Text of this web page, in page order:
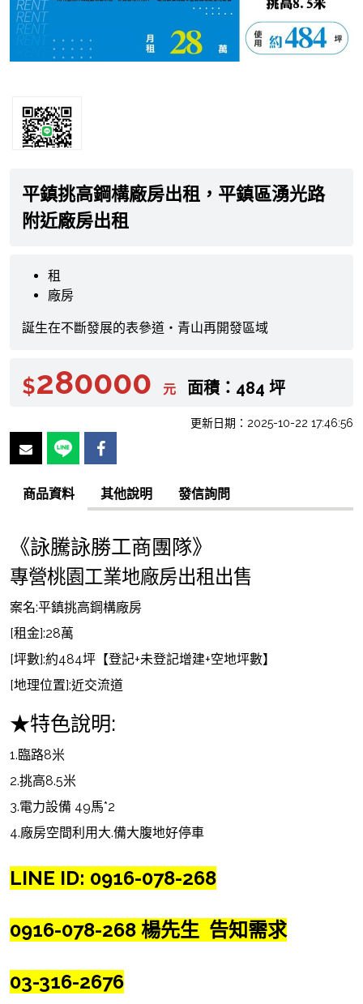
平鎮挑高鋼構廠房出租，平鎮區湧光路
附近廠房出租
租
廠房
誕生在不斷發展的表參道・青山再開發區域
$280000 元 面積：484 坪
更新日期：2025-10-22 17:46:56
商品資料 其他說明 發信詢問
《詠騰詠勝工商團隊》
專營桃園工業地廠房出租出售
案名:平鎮挑高鋼構廠房
[租金]:28萬
[坪數]:約484坪【登記+未登記增建+空地坪數】
[地理位置]:近交流道
★特色說明:
1.臨路8米
2.挑高8.5米
3.電力設備 49馬*2
4.廠房空間利用大.備大腹地好停車
LINE ID: 0916-078-268
0916-078-268 楊先生 告知需求
03-316-2676